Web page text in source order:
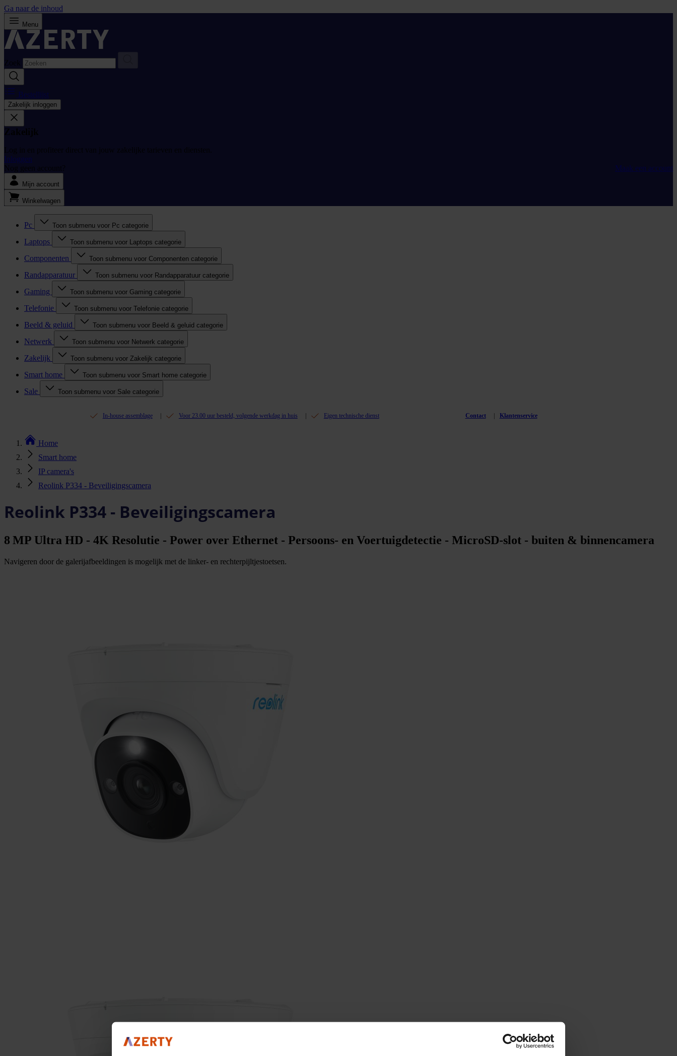
Ga naar de inhoud
Menu
Zoek
Bestellijst
Zakelijk inloggen
Zakelijk
Log in en profiteer direct van jouw zakelijke tarieven en diensten.
Inloggen
Nog geen account?
Maak een account
Mijn account
Winkelwagen
Pc Toon submenu voor Pc categorie
Laptops Toon submenu voor Laptops categorie
Componenten Toon submenu voor Componenten categorie
Randapparatuur Toon submenu voor Randapparatuur categorie
Gaming Toon submenu voor Gaming categorie
Telefonie Toon submenu voor Telefonie categorie
Beeld & geluid Toon submenu voor Beeld & geluid categorie
Netwerk Toon submenu voor Netwerk categorie
Zakelijk Toon submenu voor Zakelijk categorie
Smart home Toon submenu voor Smart home categorie
Sale Toon submenu voor Sale categorie
In-house assemblage Voor 23.00 uur besteld, volgende werkdag in huis Eigen technische dienst Contact Klantenservice
Home
Smart home
IP camera's
Reolink P334 - Beveiligingscamera
Reolink P334 - Beveiligingscamera
8 MP Ultra HD - 4K Resolutie - Power over Ethernet - Persoons‑ en Voertuigdetectie - MicroSD‑slot - buiten & binnencamera
Navigeren door de galerijafbeeldingen is mogelijk met de linker- en rechterpijltjestoetsen.